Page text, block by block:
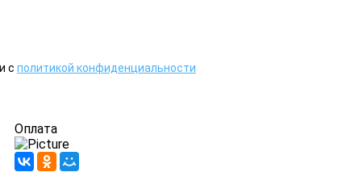
с политикой конфиденциальности
Оплата